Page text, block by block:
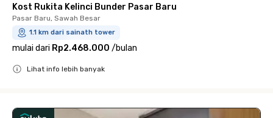
Kost Rukita Kelinci Bunder Pasar Baru
Pasar Baru, Sawah Besar
1.1 km dari sainath tower
mulai dari Rp2.468.000 /bulan
Lihat info lebih banyak